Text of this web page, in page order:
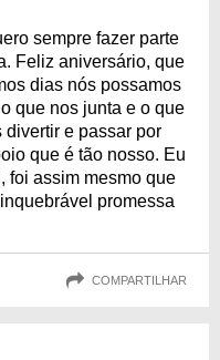
sempre fazer parte
Feliz aniversário, que
dias nós possamos
que nos junta e o que
divertir e passar por
que é tão nosso. Eu
foi assim mesmo que
promessa
COMPARTILHAR